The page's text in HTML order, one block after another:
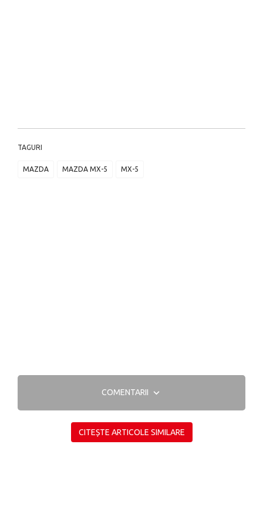
TAGURI
MAZDA MAZDA MX-5 MX-5
COMENTARII
CITEȘTE ARTICOLE SIMILARE